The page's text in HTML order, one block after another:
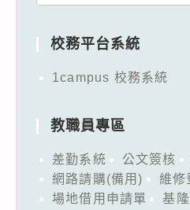
校務平台系統
1campus 校務系統
教職員專區
差勤系統 公文簽核
網路請購(備用)
維修
場地借用申請單
基